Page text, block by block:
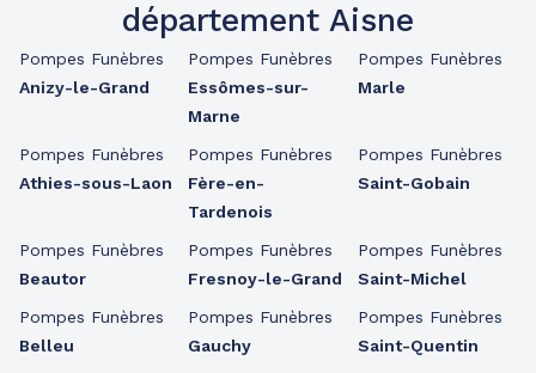
département Aisne
Pompes Funèbres
Anizy-le-Grand
Pompes Funèbres
Athies-sous-Laon
Pompes Funèbres
Beautor
Pompes Funèbres
Belleu
Pompes Funèbres
Essômes-sur-
Marne
Pompes Funèbres
Fère-en-
Tardenois
Pompes Funèbres
Fresnoy-le-Grand
Pompes Funèbres
Gauchy
Pompes Funèbres
Marle
Pompes Funèbres
Saint-Gobain
Pompes Funèbres
Saint-Michel
Pompes Funèbres
Saint-Quentin